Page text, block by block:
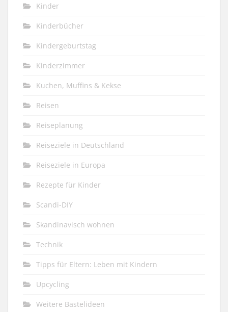
Kinder
Kinderbücher
Kindergeburtstag
Kinderzimmer
Kuchen, Muffins & Kekse
Reisen
Reiseplanung
Reiseziele in Deutschland
Reiseziele in Europa
Rezepte für Kinder
Scandi-DIY
Skandinavisch wohnen
Technik
Tipps für Eltern: Leben mit Kindern
Upcycling
Weitere Bastelideen